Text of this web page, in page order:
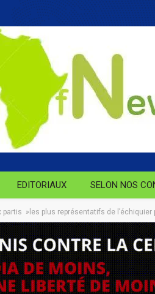
EDITORIAUX SELON NOS
partis »les plus représentatifs de